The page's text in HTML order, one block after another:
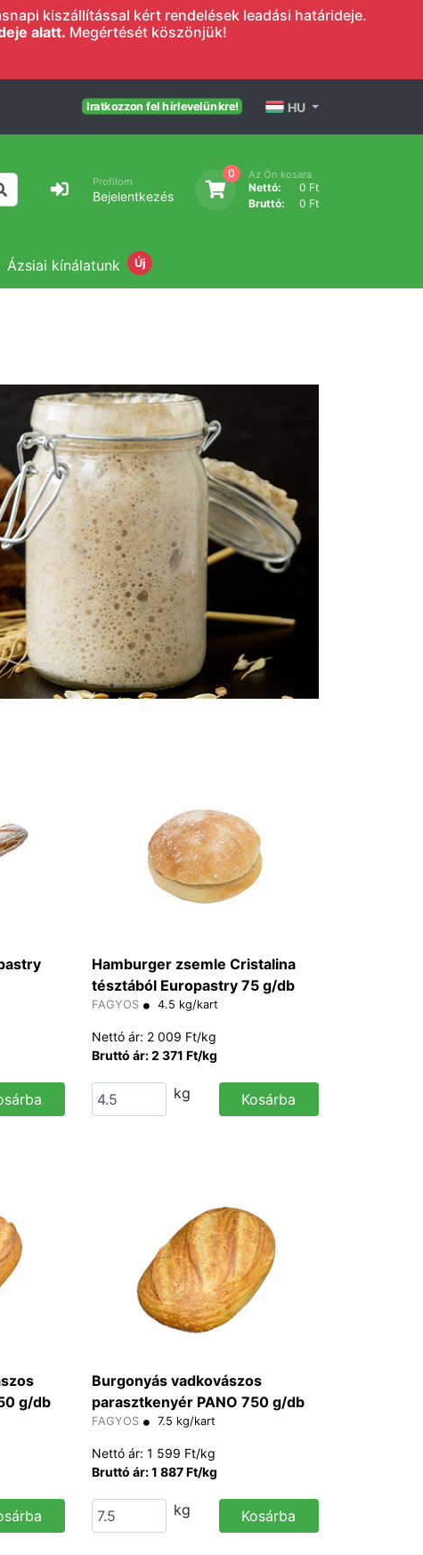
kiszállítással kért rendelések leadási határideje.
alatt. Megértését köszönjük!
Iratkozzon fel hírlevelünkre! HU
Profilom
Bejelentkezés
0 Az Ön kosara
Nettó:
0 Ft
Bruttó:
0 Ft
Ázsiai kínálatunk Új
Hamburger zsemle Cristalina
tésztából Europastry 75 g/db
FAGYOS 4.5 kg/kart
Nettó ár: 2 009 Ft/kg
Bruttó ár: 2 371 Ft/kg
kg Kosárba
g/db
Burgonyás vadkovászos
parasztkenyér PANO 750 g/db
FAGYOS 7.5 kg/kart
Nettó ár: 1 599 Ft/kg
Bruttó ár: 1 887 Ft/kg
kg Kosárba